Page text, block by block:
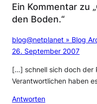
Ein Kommentar zu
den Boden.“
blog@netplanet » Blog
26. September 2007
[…] schnell sich doch der
Verantwortlichen haben
Antworten